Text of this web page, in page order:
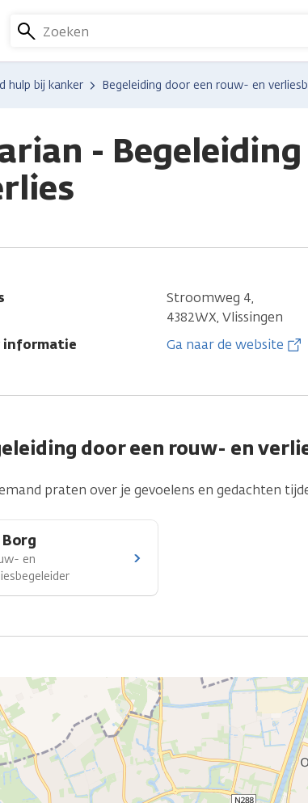
Zoeken
hulp bij kanker Begeleiding door een rouw- en
-
Stroomweg 4,
4382WX, Vlissingen
informatie
Ga naar de website
door een rouw- en
praten over je gevoelens en gedachten
Borg
en